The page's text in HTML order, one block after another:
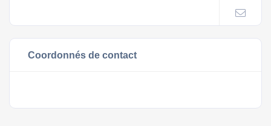
Coordonnés de contact